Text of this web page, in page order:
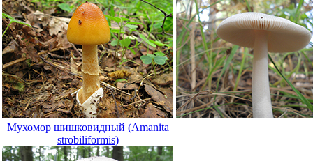
Мухомор шишковидный (Amanita
strobiliformis)